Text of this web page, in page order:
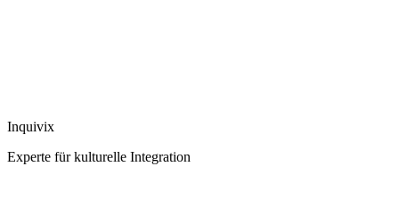
Inquivix
Experte für kulturelle Integration